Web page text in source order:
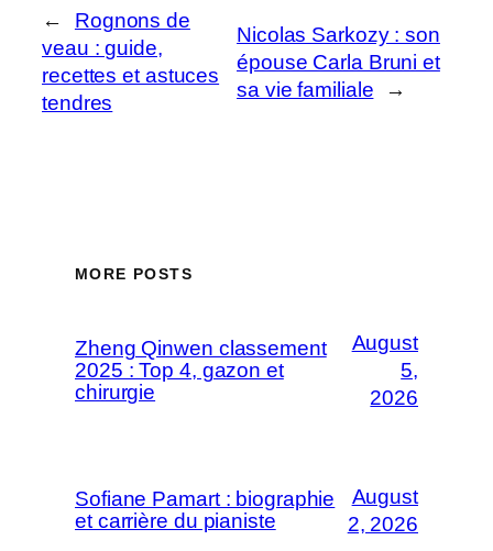
←
Rognons de
veau : guide,
recettes et astuces
tendres
Nicolas Sarkozy : son
épouse Carla Bruni et
sa vie familiale
→
MORE POSTS
Zheng Qinwen classement
2025 : Top 4, gazon et
chirurgie
August
5,
2026
Sofiane Pamart : biographie
et carrière du pianiste
August
2, 2026